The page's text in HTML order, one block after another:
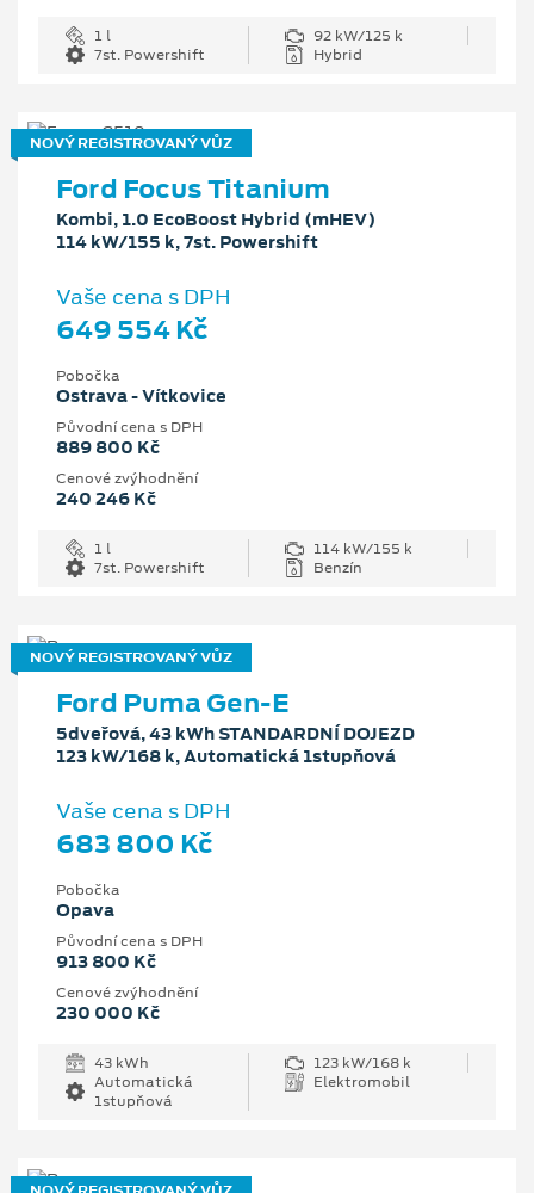
1 l
92 kW/125 k
7st. Powershift
Hybrid
NOVÝ REGISTROVANÝ VŮZ
Ford Focus Titanium
Kombi, 1.0 EcoBoost Hybrid (mHEV)
114 kW/155 k, 7st. Powershift
Vaše cena s DPH
649 554 Kč
Pobočka
Ostrava - Vítkovice
Původní cena s DPH
889 800 Kč
Cenové zvýhodnění
240 246 Kč
1 l
114 kW/155 k
7st. Powershift
Benzín
NOVÝ REGISTROVANÝ VŮZ
Ford Puma Gen-E
5dveřová, 43 kWh STANDARDNÍ DOJEZD
123 kW/168 k, Automatická 1stupňová
Vaše cena s DPH
683 800 Kč
Pobočka
Opava
Původní cena s DPH
913 800 Kč
Cenové zvýhodnění
230 000 Kč
43 kWh
123 kW/168 k
Automatická
1stupňová
Elektromobil